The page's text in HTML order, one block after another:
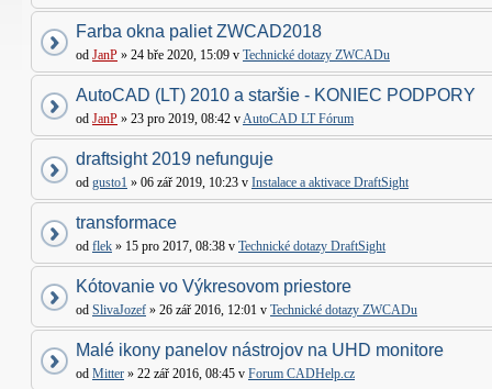
Farba okna paliet ZWCAD2018
od JanP » 24 bře 2020, 15:09 v Technické dotazy ZWCADu
AutoCAD (LT) 2010 a staršie - KONIEC PODPORY
od JanP » 23 pro 2019, 08:42 vAutoCAD LT Fórum
draftsight 2019 nefunguje
od gusto1 » 06 zář 2019, 10:23 v Instalace a aktivace DraftSight
transformace
od flek » 15 pro 2017, 08:38 v Technické dotazy DraftSight
Kótovanie vo Výkresovom priestore
od SlivaJozef » 26 zář 2016, 12:01 v Technické dotazy ZWCADu
Malé ikony panelov nástrojov na UHD monitore
od Mitter » 22 zář 2016, 08:45 v Forum CADHelp.cz